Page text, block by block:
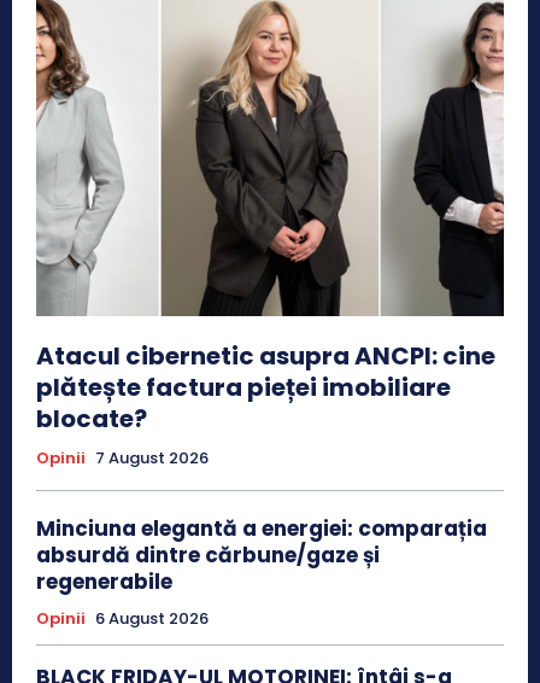
Atacul cibernetic asupra ANCPI: cine
plătește factura pieței imobiliare
blocate?
Opinii 7 August 2026
Minciuna elegantă a energiei: comparația
absurdă dintre cărbune/gaze și
regenerabile
Opinii 6 August 2026
BLACK FRIDAY-UL MOTORINEI: întâi s-a